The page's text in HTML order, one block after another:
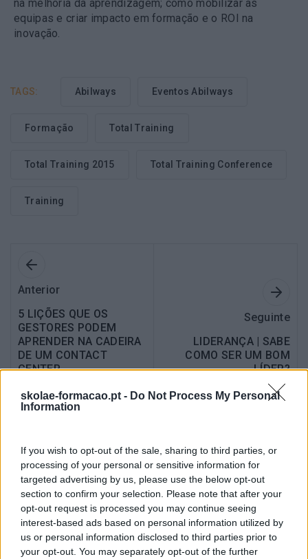
skolae-formacao.pt - Do Not Process My Personal
Information
If you wish to opt-out of the sale, sharing to third parties, or
processing of your personal or sensitive information for
targeted advertising by us, please use the below opt-out
section to confirm your selection. Please note that after your
opt-out request is processed you may continue seeing
interest-based ads based on personal information utilized by
us or personal information disclosed to third parties prior to
your opt-out. You may separately opt-out of the further
na melhoria da aprendizagem; como mobilizar as
equipas e criar impacto em formação e o ROI na
inovação.
TAGS: Abilways Eventos Abilways
Formação Total Training
Total Training 2015 Total Training Conference
Training
Anterior
5 LIÇÕES QUE OS
GESTORES PODEM
APRENDER NA CADEIRA
DE UM CONTACT
CENTER
Seguinte
LIDERANÇA | SABE
COMO SER UM BOM
LÍDER?
Também Poderá Gostar